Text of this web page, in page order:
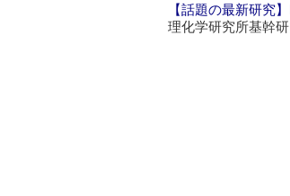
【話題の最新研究
理化学研究所基幹